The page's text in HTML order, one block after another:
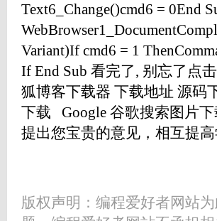
Text6_Change()cmd6 = 0End
Variant)If cmd6 = 1
If End Sub 看完了, 别忘了
狐博客下载器 下载地址 源
下载 Google 谷歌搜索图片
提出您宝贵的意见，相互提高
版权声明：编程爱好者网站